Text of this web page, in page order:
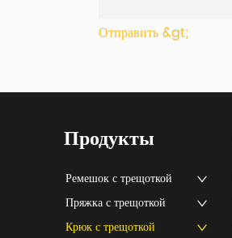
Отправить &gt;
Продукты
Ремешок с трещоткой
Пряжка с трещоткой
Крюк с трещоткой